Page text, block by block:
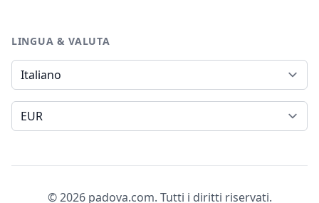
LINGUA & VALUTA
Lingua
Valuta
© 2026 padova.com. Tutti i diritti riservati.